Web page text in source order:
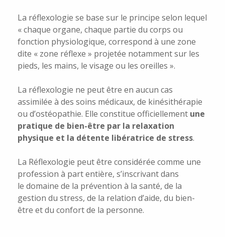
La réflexologie se base sur le principe selon lequel
« chaque organe, chaque partie du corps ou
fonction physiologique, correspond à une zone
dite « zone réflexe » projetée notamment sur les
pieds, les mains, le visage ou les oreilles ».
La réflexologie ne peut être en aucun cas
assimilée à des soins médicaux, de kinésithérapie
ou d’ostéopathie. Elle constitue officiellement une
pratique de bien-être par la relaxation
physique et la détente libératrice de stress.
La Réflexologie peut être considérée comme une
profession à part entière, s’inscrivant dans
le domaine de la prévention à la santé, de la
gestion du stress, de la relation d’aide, du bien-
être et du confort de la personne.